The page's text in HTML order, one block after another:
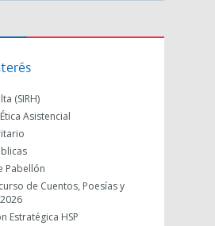
(SIRH)
Asistencial
Pabellón
de Cuentos, Poesías y
Estratégica HSP